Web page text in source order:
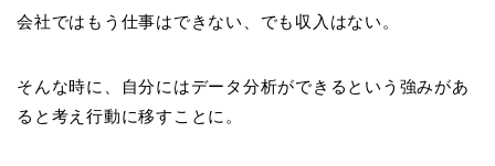
会社ではもう仕事はできない、でも収入はない。
そんな時に、自分にはデータ分析ができるという強みがあ
ると考え行動に移すことに。